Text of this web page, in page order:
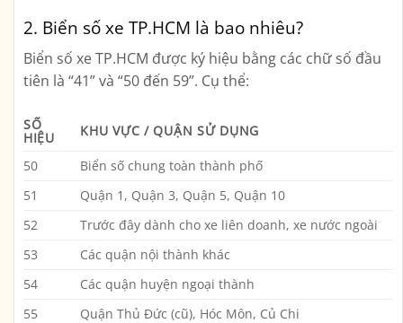
2. Biển số xe TP.HCM là bao nhiêu?
Biển số xe TP.HCM được ký hiệu bằng các chữ số đầu
tiên là “41” và “50 đến 59”. Cụ thể:
SỐ
HIỆU KHU VỰC / QUẬN SỬ DỤNG
50
Biển số chung toàn thành phố
51
Quận 1, Quận 3, Quận 5, Quận 10
52
Trước đây dành cho xe liên doanh, xe nước ngoài
53
Các quận nội thành khác
54
Các quận huyện ngoại thành
55
Quận Thủ Đức (cũ), Hóc Môn, Củ Chi